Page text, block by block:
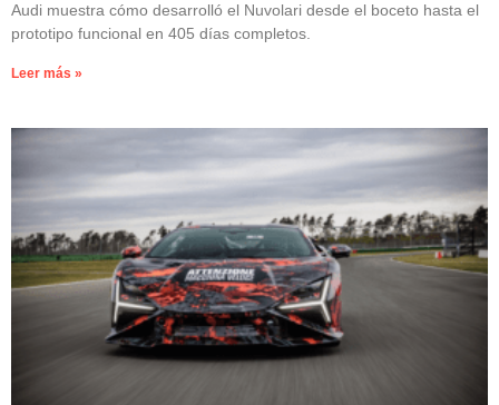
Audi muestra cómo desarrolló el Nuvolari desde el boceto hasta el
prototipo funcional en 405 días completos.
Leer más »